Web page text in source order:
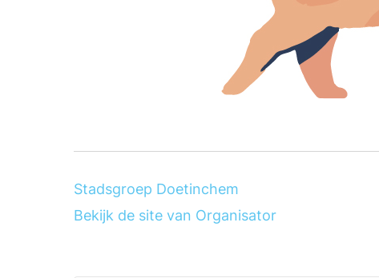
Stadsgroep Doetinchem
Bekijk de site van Organisator